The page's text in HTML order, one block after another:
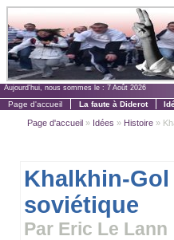
Aujourd'hui, nous sommes le : 7 Août 2026
Page d'accueil La faute à Diderot
Page d'accueil » Idées » Histoire »
Khalkhin-
soviétique
Par Eric Le Lann